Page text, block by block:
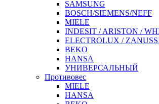
SAMSUNG
BOSCH/SIEMENS/NEFF
MIELE
INDESIT / ARISTON /
ELECTROLUX /
BEKO
HANSA
УНИВЕРСАЛЬНЫЙ
Противовес
MIELE
HANSA